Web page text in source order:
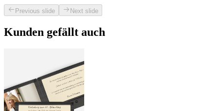
Previous slide Next slide
Kunden gefällt auch